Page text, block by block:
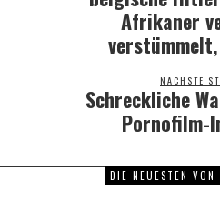
Afrikaner
NÄCHSTE
Schreckliche
Pornofilm-
DIE NEUESTEN